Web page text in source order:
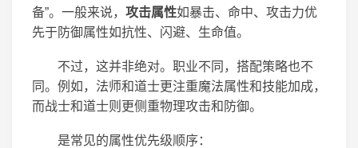
备”。一般来说， 攻击属性如暴击、命中、攻击力优
先于防御属性如抗性、闪避、生命值。
不过，这并非绝对。职业不同，搭配策略也不
同。例如，法师和道士更注重魔法属性和技能加成，
而战士和道士则更侧重物理攻击和防御。
是常见的属性优先级顺序：